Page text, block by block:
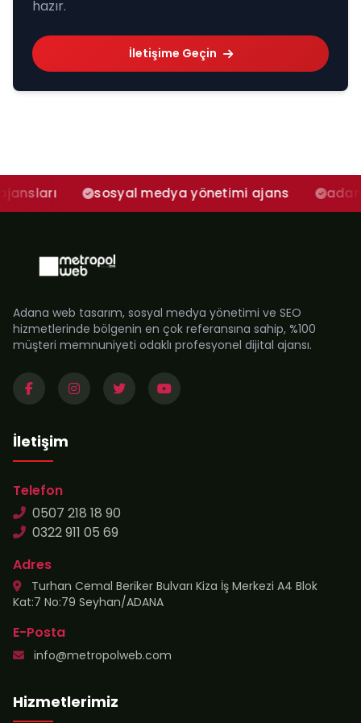
hazır.
İletişime Geçin
sosyal medya yönetimi ajans adana sosyal
Adana web tasarım, sosyal medya yönetimi ve SEO
hizmetlerinde bölgenin en çok referansına sahip, %100
müşteri memnuniyeti odaklı profesyonel dijital ajansı.
İletişim
Telefon
0507 218 18 90
0322 911 05 69
Adres
Turhan Cemal Beriker Bulvarı Kiza İş Merkezi A4 Blok
Kat:7 No:79 Seyhan/ADANA
E-Posta
info@metropolweb.com
Hizmetlerimiz